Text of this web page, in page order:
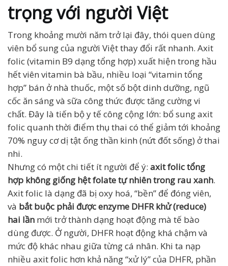
trọng với người Việt
Trong khoảng mười năm trở lại đây, thói quen dùng
viên bổ sung của người Việt thay đổi rất nhanh. Axit
folic (vitamin B9 dạng tổng hợp) xuất hiện trong hầu
hết viên vitamin bà bầu, nhiều loại “vitamin tổng
hợp” bán ở nhà thuốc, một số bột dinh dưỡng, ngũ
cốc ăn sáng và sữa công thức được tăng cường vi
chất. Đây là tiến bộ y tế công cộng lớn: bổ sung axit
folic quanh thời điểm thụ thai có thể giảm tới khoảng
70% nguy cơ dị tật ống thần kinh (nứt đốt sống) ở thai
nhi.
Nhưng có một chi tiết ít người để ý: axit folic tổng
hợp không giống hệt folate tự nhiên trong rau xanh.
Axit folic là dạng đã bị oxy hoá, “bền” để đóng viên,
và bắt buộc phải được enzyme DHFR khử (reduce)
hai lần mới trở thành dạng hoạt động mà tế bào
dùng được. Ở người, DHFR hoạt động khá chậm và
mức độ khác nhau giữa từng cá nhân. Khi ta nạp
nhiều axit folic hơn khả năng “xử lý” của DHFR, phần